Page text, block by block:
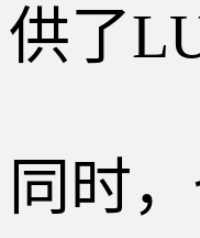
供了
同时